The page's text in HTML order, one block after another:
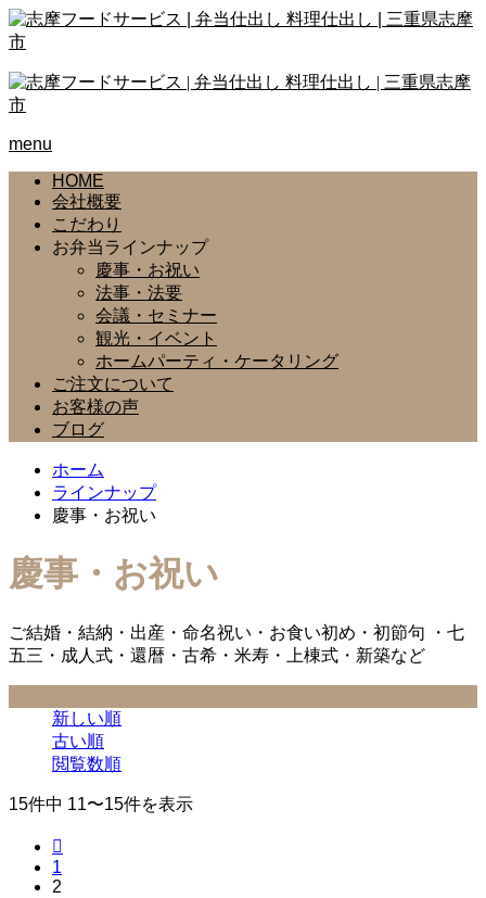
menu
HOME
会社概要
こだわり
お弁当ラインナップ
慶事・お祝い
法事・法要
会議・セミナー
観光・イベント
ホームパーティ・ケータリング
ご注文について
お客様の声
ブログ
ホーム
ラインナップ
慶事・お祝い
慶事・お祝い
ご結婚・結納・出産・命名祝い・お食い初め・初節句 ・七
五三・成人式・還暦・古希・米寿・上棟式・新築など
新しい順
古い順
閲覧数順
15件中 11〜15件を表示

1
2